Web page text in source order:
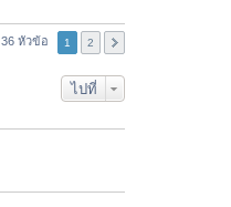
36 หัวข้อ 1 2
ไปที่